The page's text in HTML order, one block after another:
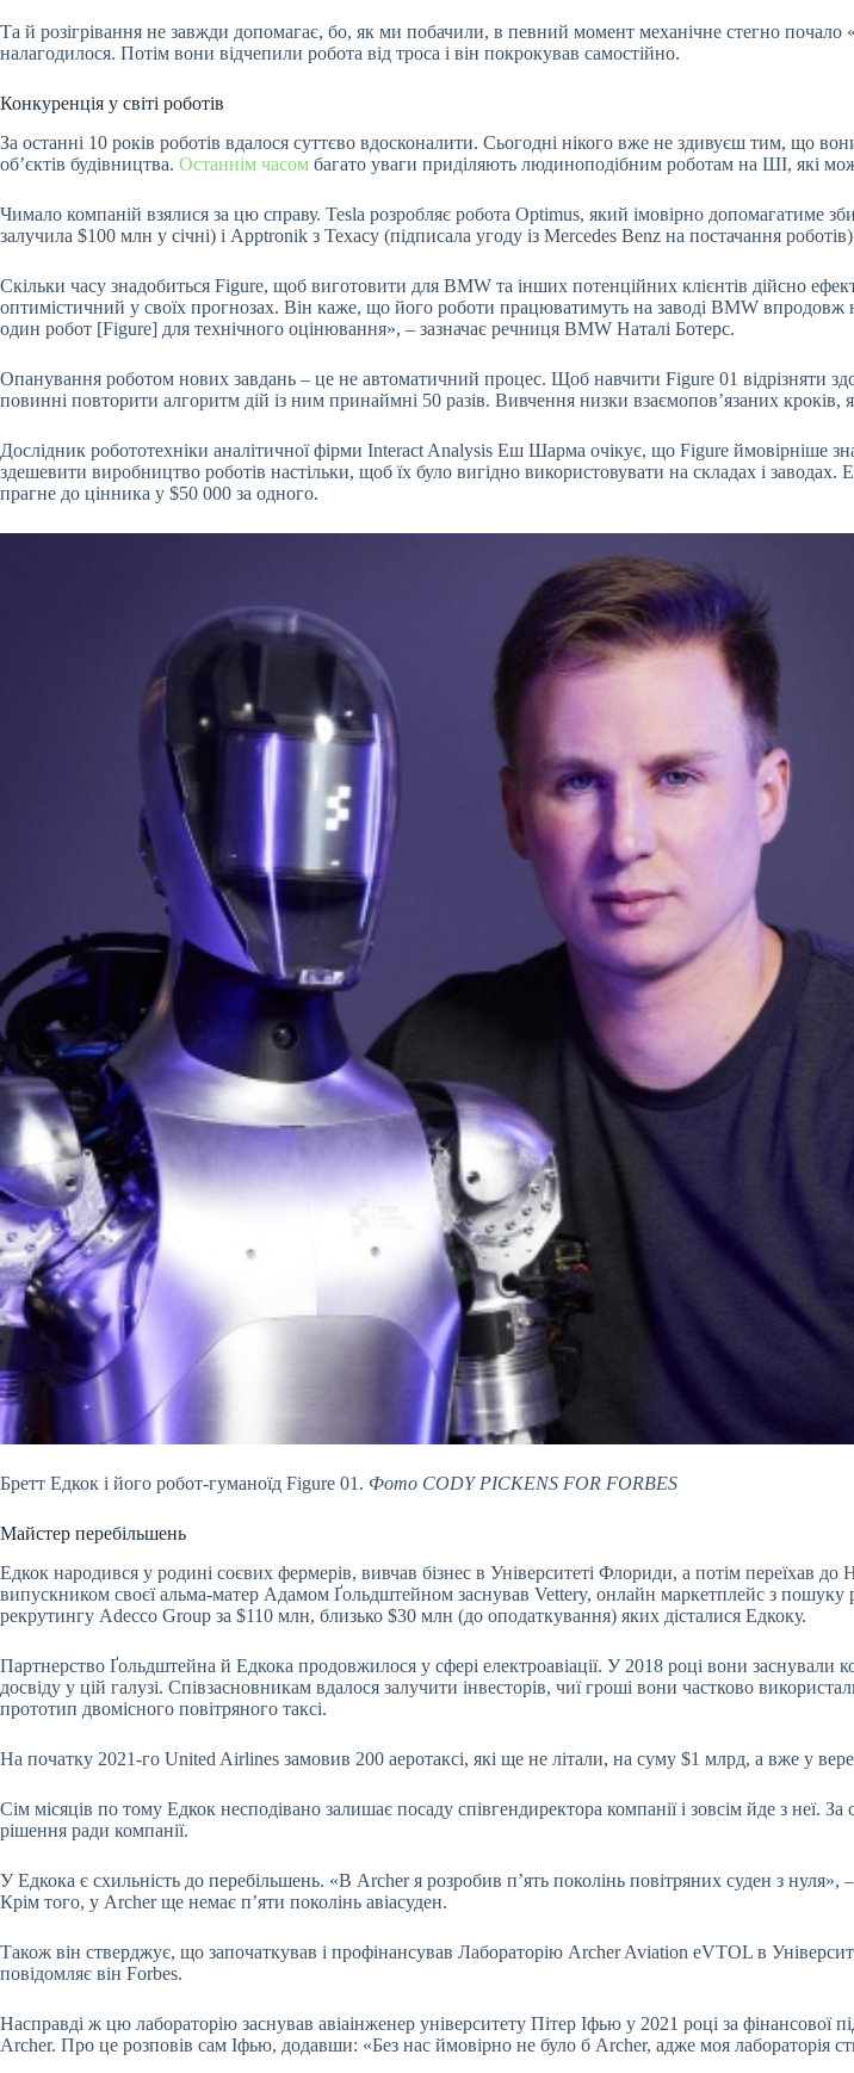
Та й розігрівання не завжди допомагає, бо, як ми побачили, в певний момент механічне стегно
налагодилося. Потім вони відчепили робота від троса і він покрокував самостійно.
Конкуренція у світі роботів
За останні 10 років роботів вдалося суттєво вдосконалити. Сьогодні нікого вже не здивуєш тим, що
обʼєктів будівництва. Останнім часом багато уваги приділяють людиноподібним роботам на ШІ, які
Чимало компаній взялися за цю справу. Tesla розробляє робота Optimus, який імовірно
залучила $100 млн у січні) і Apptronik з Техасу (підписала угоду із Mercedes Benz на постачання
Скільки часу знадобиться Figure, щоб виготовити для BMW та інших потенційних клієнтів дійсно
оптимістичний у своїх прогнозах. Він каже, що його роботи працюватимуть на заводі BMW впродовж
один робот [Figure] для технічного оцінювання», – зазначає речниця BMW Наталі Ботерс.
Опанування роботом нових завдань – це не автоматичний процес. Щоб навчити Figure 01 відрізняти
повинні повторити алгоритм дій із ним принаймні 50 разів. Вивчення низки взаємоповʼязаних кроків,
Дослідник робототехніки аналітичної фірми Interact Analysis Еш Шарма очікує, що Figure ймовірніше
здешевити виробництво роботів настільки, щоб їх було вигідно використовувати на складах і
прагне до цінника у $50 000 за одного.
Бретт Едкок і його робот-гуманоїд Figure 01. Фото CODY PICKENS FOR FORBES
Майстер перебільшень
Едкок народився у родині соєвих фермерів, вивчав бізнес в Університеті Флориди, а потім переїхав
випускником своєї альма-матер Адамом Ґольдштейном заснував Vettery, онлайн маркетплейс з
рекрутингу Adecco Group за $110 млн, близько $30 млн (до оподаткування) яких дісталися Едкоку.
Партнерство Ґольдштейна й Едкока продовжилося у сфері електроавіації. У 2018 році вони заснували
досвіду у цій галузі. Співзасновникам вдалося залучити інвесторів, чиї гроші вони частково
прототип двомісного повітряного таксі.
На початку 2021-го United Airlines замовив 200 аеротаксі, які ще не літали, на суму $1 млрд, а вже у
Сім місяців по тому Едкок несподівано залишає посаду співгендиректора компанії і зовсім йде з неї.
рішення ради компанії.
У Едкока є схильність до перебільшень. «В Archer я розробив пʼять поколінь повітряних суден з
Крім того, у Archer ще немає пʼяти поколінь авіасуден.
Також він стверджує, що започаткував і профінансував Лабораторію Archer Aviation eVTOL в
повідомляє він Forbes.
Насправді ж цю лабораторію заснував авіаінженер університету Пітер Іфью у 2021 році за
Archer. Про це розповів сам Іфью, додавши: «Без нас ймовірно не було б Archer, адже моя лабораторія